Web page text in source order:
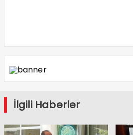
İlgili Haberler